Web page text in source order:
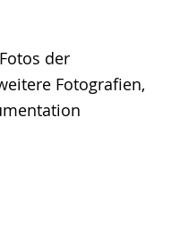
der
Fotografien,